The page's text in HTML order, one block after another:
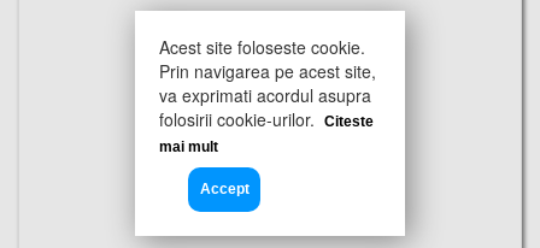
Acest site foloseste cookie.
Prin navigarea pe acest site,
va exprimati acordul asupra
folosirii cookie-urilor.
Citeste
mai mult
Accept